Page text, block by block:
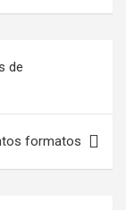
de
formatos